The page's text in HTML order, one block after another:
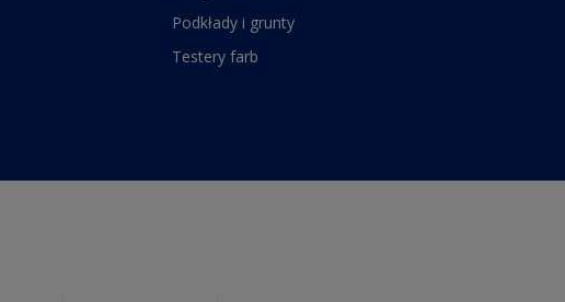
Podkłady i grunty
Testery farb